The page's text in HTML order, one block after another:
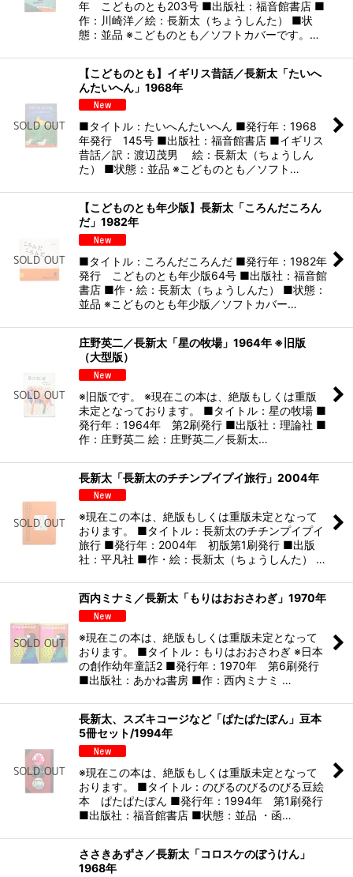
年 こどものとも203号 ■出版社：福音館書店 ■
作：川崎洋／絵：長新太（ちょうしんた） ■状
態：並品 ※こどものとも／ソフトカバーです。…
【こどものとも】イギリス昔話／長新太「たいへ
んたいへん」1968年
■タイトル：たいへんたいへん ■発行年：1968
年発行 145号 ■出版社：福音館書店 ■イギリス
昔話／訳：渡辺茂男 絵：長新太（ちょうしん
た） ■状態：並品 ※こどものとも／ソフト…
【こどものとも年少版】長新太「ころんだころん
だ」1982年
■タイトル：ころんだころんだ ■発行年：1982年
発行 こどものとも年少版64号 ■出版社：福音館
書店 ■作・絵：長新太（ちょうしんた） ■状態：
並品 ※こどものとも年少版／ソフトカバー…
庄野英二／長新太「星の牧場」1964年 ※旧版
（大型版）
※旧版です。 ※現在この本は、絶版もしくは重版
未定となっております。 ■タイトル：星の牧場 ■
発行年：1964年 第2刷発行 ■出版社：理論社 ■
作：庄野英二 絵：庄野英二／長新太…
長新太「長新太のチチンプイプイ旅行」2004年
※現在この本は、絶版もしくは重版未定となって
おります。 ■タイトル：長新太のチチンプイプイ
旅行 ■発行年：2004年 初版第1刷発行 ■出版
社：平凡社 ■作・絵：長新太（ちょうしんた） …
西内ミナミ／長新太「もりはおおさわぎ」1970年
※現在この本は、絶版もしくは重版未定となって
おります。 ■タイトル：もりはおおさわぎ ※日本
の創作幼年童話2 ■発行年：1970年 第6刷発行
■出版社：あかね書房 ■作：西内ミナミ …
長新太、スズキコージなど「ぱたぱたぽん」豆本
5冊セット/1994年
※現在この本は、絶版もしくは重版未定となって
おります。 ■タイトル：のびるのびるのびる豆絵
本 ぱたぱたぽん ■発行年：1994年 第1刷発行
■出版社：福音館書店 ■状態：並品 ・函…
ささきあずさ／長新太「コロスケのぼうけん」
1968年